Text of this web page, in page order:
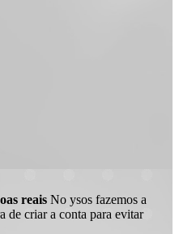
reais No ysos fazemos a
de criar a conta para evitar